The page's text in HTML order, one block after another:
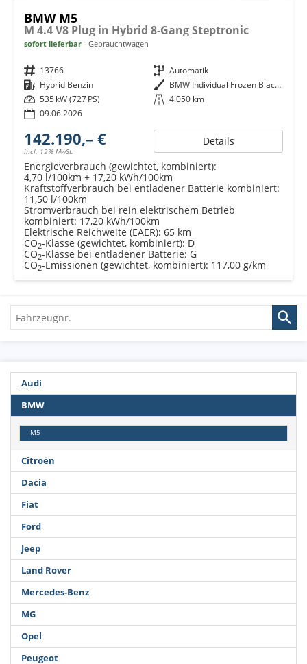
BMW M5
M 4.4 V8 Plug in Hybrid 8-Gang Steptronic
sofort lieferbar Gebrauchtwagen
Fahrzeugnr. 13766 Getriebe Automatik
Kraftstoff Hybrid Benzin Außenfarbe
BMW Individual Frozen Black metallic
Leistung 535 kW (727 PS) Kilometerstand 4.050 km
09.06.2026
142.190,– €
incl. 19% MwSt.
Details
Energieverbrauch (gewichtet, kombiniert):
4,70 l/100km + 17,20 kWh/100km
Kraftstoffverbrauch bei entladener Batterie kombiniert:
11,50 l/100km
Stromverbrauch bei rein elektrischem Betrieb
kombiniert: 17,20 kWh/100km
Elektrische Reichweite (EAER): 65 km
CO2-Klasse (gewichtet, kombiniert): D
CO2-Klasse bei entladener Batterie: G
CO2-Emissionen (gewichtet, kombiniert): 117,00 g/km
Fahrzeugnr.
Audi
BMW
M5
Citroën
Dacia
Fiat
Ford
Jeep
Land Rover
Mercedes-Benz
MG
Opel
Peugeot